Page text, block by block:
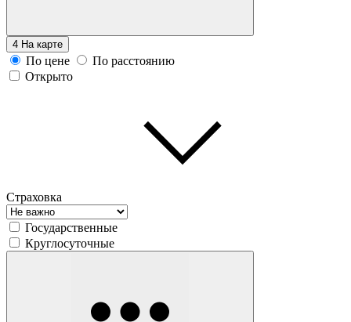
4 На карте
По цене
По расстоянию
Открыто
Страховка
Государственные
Круглосуточные